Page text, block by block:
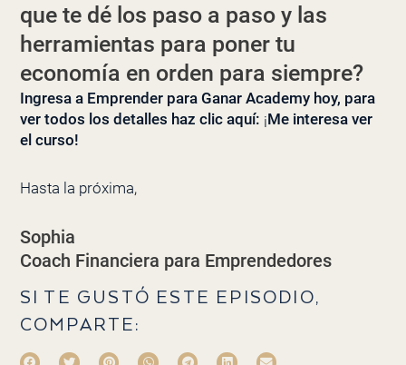
que te dé los paso a paso y las
herramientas para poner tu
economía en orden para siempre?
Ingresa a Emprender para Ganar Academy hoy, para
ver todos los detalles haz clic aquí: ¡Me interesa ver
el curso!
Hasta la próxima,
Sophia
Coach Financiera para Emprendedores
SI TE GUSTÓ ESTE EPISODIO,
COMPARTE: